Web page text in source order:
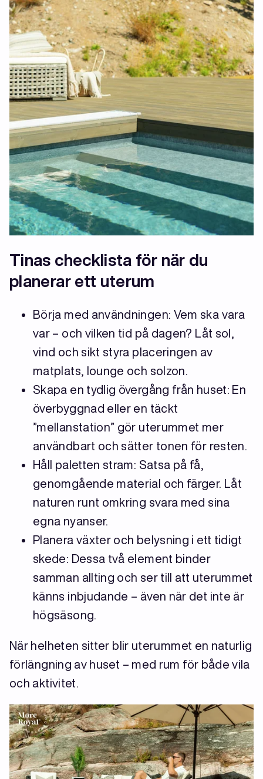
Tinas checklista för när du
planerar ett uterum
Börja med användningen: Vem ska vara
var – och vilken tid på dagen? Låt sol,
vind och sikt styra placeringen av
matplats, lounge och solzon.
Skapa en tydlig övergång från huset: En
överbyggnad eller en täckt
”mellanstation” gör uterummet mer
användbart och sätter tonen för resten.
Håll paletten stram: Satsa på få,
genomgående material och färger. Låt
naturen runt omkring svara med sina
egna nyanser.
Planera växter och belysning i ett tidigt
skede: Dessa två element binder
samman allting och ser till att uterummet
känns inbjudande – även när det inte är
högsäsong.
När helheten sitter blir uterummet en naturlig
förlängning av huset – med rum för både vila
och aktivitet.